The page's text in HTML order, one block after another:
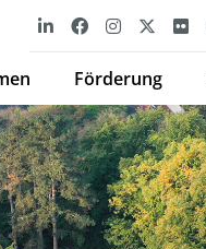
Förderung